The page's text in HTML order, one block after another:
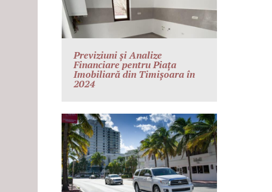
Previziuni și Analize
Financiare pentru Piața
Imobiliară din Timișoara în
2024